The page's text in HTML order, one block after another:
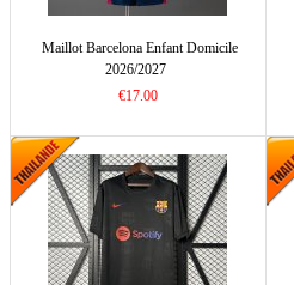
Maillot Barcelona Enfant Domicile
2026/2027
€17.00